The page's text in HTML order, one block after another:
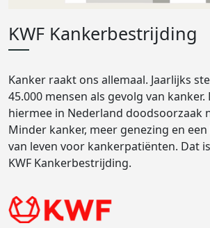
KWF Kankerbestrijding
Kanker raakt ons allemaal. Jaarlijks
45.000 mensen als gevolg van kanker.
hiermee in Nederland doodsoorzaak
Minder kanker, meer genezing en
van leven voor kankerpatiënten. Dat
KWF Kankerbestrijding.